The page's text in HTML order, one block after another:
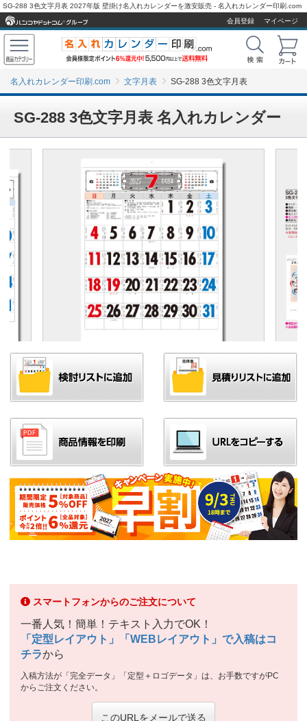
SG-288 3色文字月表 2027年版 壁掛け名入れカレンダーを激安販売 - 名入れカレンダー印刷.com
会員登録
マイページ
名入れカレンダー印刷.com 文字月表 SG-288 3色文字月表
SG-288 3色文字月表 名入れカレンダー
スマートフォンからのご注文について
一番人気！簡単！テキスト入力でOK！
「定型レイアウト」「WEBレイアウト」で入稿はコ
チラから
入稿方法が「完全データ」「定型＋ロゴデータ」は、お手数ですがPC
からご注文ください。
このURLをメールで送る